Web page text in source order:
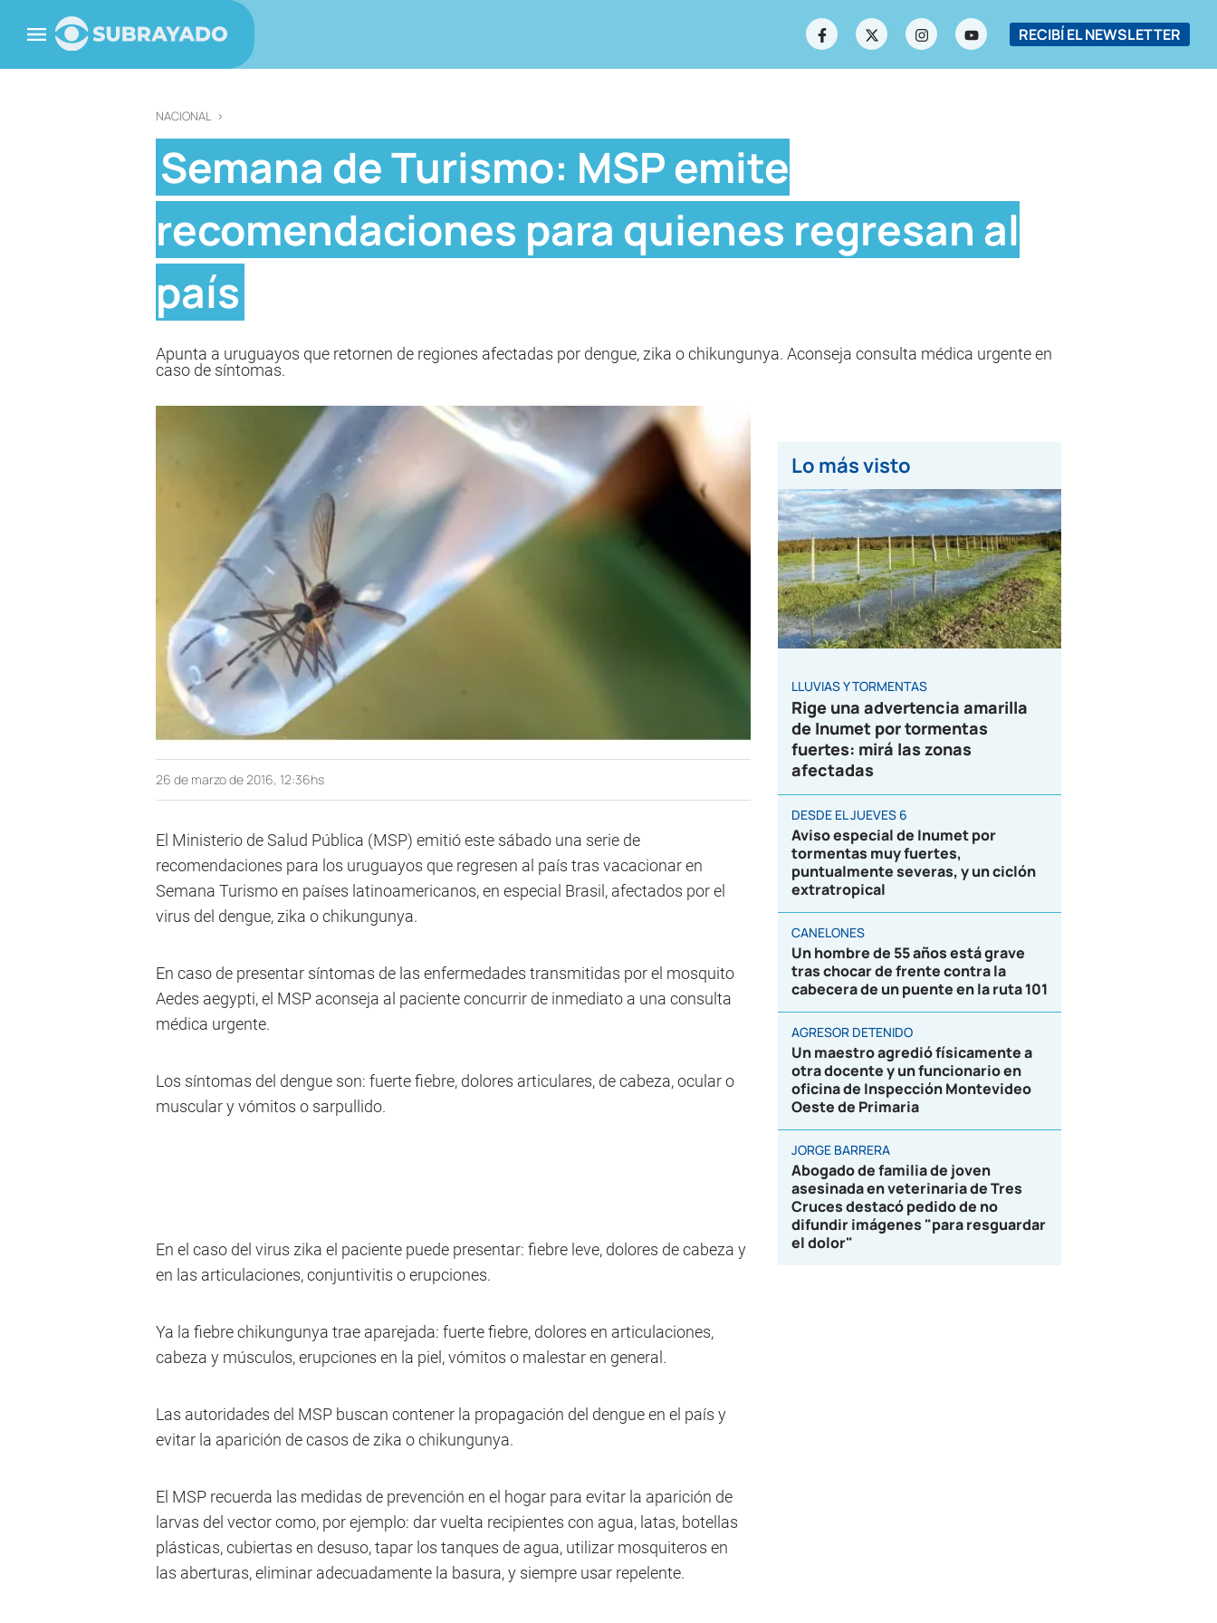
RECIBÍ EL NEWSLETTER
NACIONAL >
Semana de Turismo: MSP emite
recomendaciones para quienes regresan al
país
Apunta a uruguayos que retornen de regiones afectadas por dengue, zika o chikungunya. Aconseja consulta médica urgente en
caso de síntomas.
26 de marzo de 2016, 12:36hs
El Ministerio de Salud Pública (MSP) emitió este sábado una serie de
recomendaciones para los uruguayos que regresen al país tras vacacionar en
Semana Turismo en países latinoamericanos, en especial Brasil, afectados por el
virus del dengue, zika o chikungunya.
En caso de presentar síntomas de las enfermedades transmitidas por el mosquito
Aedes aegypti, el MSP aconseja al paciente concurrir de inmediato a una consulta
médica urgente.
Los síntomas del dengue son: fuerte fiebre, dolores articulares, de cabeza, ocular o
muscular y vómitos o sarpullido.
En el caso del virus zika el paciente puede presentar: fiebre leve, dolores de cabeza y
en las articulaciones, conjuntivitis o erupciones.
Ya la fiebre chikungunya trae aparejada: fuerte fiebre, dolores en articulaciones,
cabeza y músculos, erupciones en la piel, vómitos o malestar en general.
Las autoridades del MSP buscan contener la propagación del dengue en el país y
evitar la aparición de casos de zika o chikungunya.
El MSP recuerda las medidas de prevención en el hogar para evitar la aparición de
larvas del vector como, por ejemplo: dar vuelta recipientes con agua, latas, botellas
plásticas, cubiertas en desuso, tapar los tanques de agua, utilizar mosquiteros en
las aberturas, eliminar adecuadamente la basura, y siempre usar repelente.
Lo más visto
LLUVIAS Y TORMENTAS
Rige una advertencia amarilla
de Inumet por tormentas
fuertes: mirá las zonas
afectadas
DESDE EL JUEVES 6
Aviso especial de Inumet por
tormentas muy fuertes,
puntualmente severas, y un ciclón
extratropical
CANELONES
Un hombre de 55 años está grave
tras chocar de frente contra la
cabecera de un puente en la ruta 101
AGRESOR DETENIDO
Un maestro agredió físicamente a
otra docente y un funcionario en
oficina de Inspección Montevideo
Oeste de Primaria
JORGE BARRERA
Abogado de familia de joven
asesinada en veterinaria de Tres
Cruces destacó pedido de no
difundir imágenes "para resguardar
el dolor"